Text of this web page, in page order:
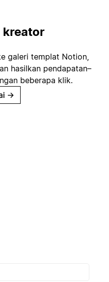
kreator
galeri templat Notion,
hasilkan pendapatan–
beberapa klik.
→